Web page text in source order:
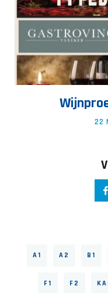
22
A1 A2 B1
F1 F2